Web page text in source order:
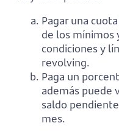
Pagar una
de los mínimos
condiciones y
revolving.
Paga un
además puede
saldo
mes.